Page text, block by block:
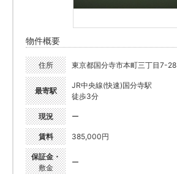
物件概要
住所 東京都国分寺市本町三丁目7-28
最寄駅
JR中央線(快速)国分寺駅
徒歩3分
現況 ー
賃料 385,000円
保証金・
敷金
ー